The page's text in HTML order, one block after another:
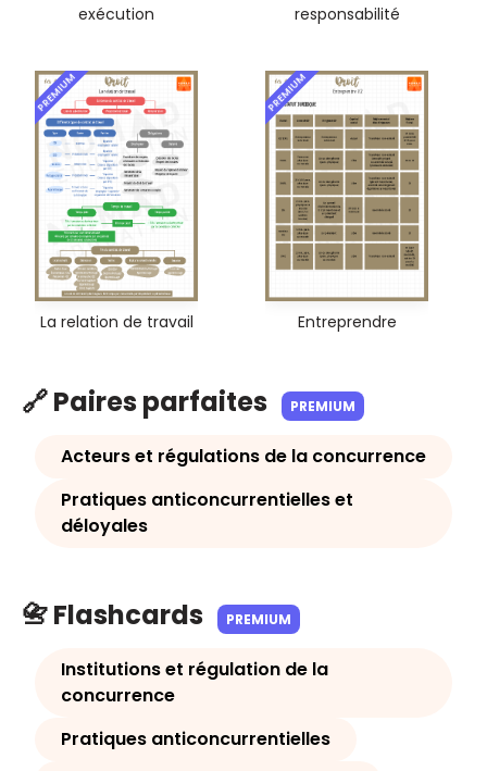
exécution
responsabilité
PREMIUM
La relation de travail
PREMIUM
Entreprendre
🔗 Paires parfaites PREMIUM
Acteurs et régulations de la concurrence
Pratiques anticoncurrentielles et
déloyales
📇 Flashcards PREMIUM
Institutions et régulation de la
concurrence
Pratiques anticoncurrentielles